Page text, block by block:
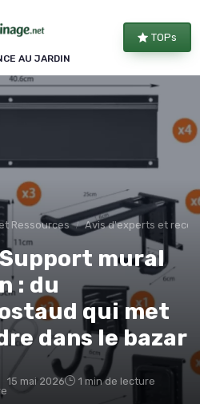
AU JARDIN
TOPs
Ressources Avis d'experts et
mural
: du
qui met
dans le bazar
15 mai 2026 1 min de lecture